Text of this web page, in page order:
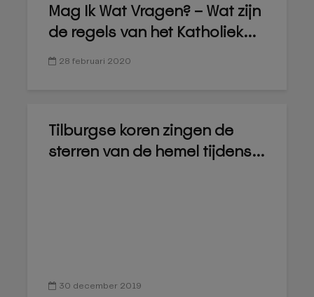
Mag Ik Wat Vragen? – Wat zijn
de regels van het Katholiek...
28 februari 2020
Tilburgse koren zingen de
sterren van de hemel tijdens...
30 december 2019